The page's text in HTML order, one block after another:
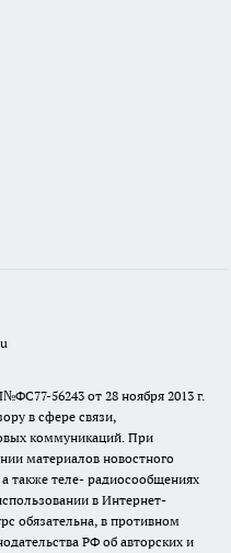
56243 от 28 ноября 2013 г.
в сфере связи,
коммуникаций. При
материалов новостного
также теле- радиосообщениях
в Интернет-
обязательна, в противном
РФ об авторских и